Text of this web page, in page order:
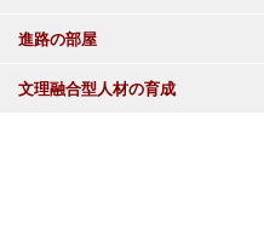
進路の部屋
文理融合型人材の育成